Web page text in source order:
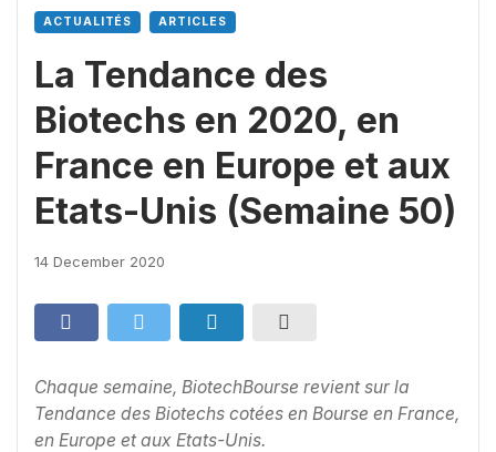
ACTUALITÉS ARTICLES
La Tendance des
Biotechs en 2020, en
France en Europe et aux
Etats-Unis (Semaine 50)
14 December 2020
Chaque semaine, BiotechBourse revient sur la
Tendance des Biotechs cotées en Bourse en France,
en Europe et aux Etats-Unis.